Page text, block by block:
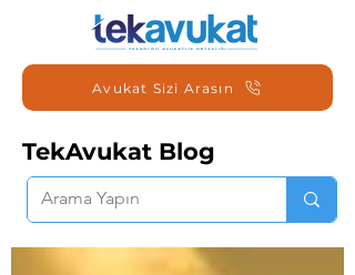
Avukat Sizi Arasın
TekAvukat Blog